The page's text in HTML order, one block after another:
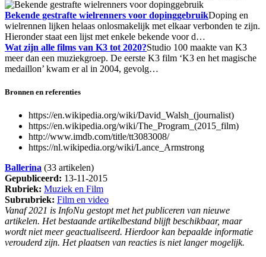
Bekende gestrafte wielrenners voor dopinggebruikDoping en
wielrennen lijken helaas onlosmakelijk met elkaar verbonden te zijn.
Hieronder staat een lijst met enkele bekende voor d…
Wat zijn alle films van K3 tot 2020?Studio 100 maakte van K3
meer dan een muziekgroep. De eerste K3 film ‘K3 en het magische
medaillon’ kwam er al in 2004, gevolg…
Bronnen en referenties
https://en.wikipedia.org/wiki/David_Walsh_(journalist)
https://en.wikipedia.org/wiki/The_Program_(2015_film)
http://www.imdb.com/title/tt3083008/
https://nl.wikipedia.org/wiki/Lance_Armstrong
Ballerina (33 artikelen)
Gepubliceerd: 13-11-2015
Rubriek: Muziek en Film
Subrubriek: Film en video
Vanaf 2021 is InfoNu gestopt met het publiceren van nieuwe
artikelen. Het bestaande artikelbestand blijft beschikbaar, maar
wordt niet meer geactualiseerd. Hierdoor kan bepaalde informatie
verouderd zijn. Het plaatsen van reacties is niet langer mogelijk.